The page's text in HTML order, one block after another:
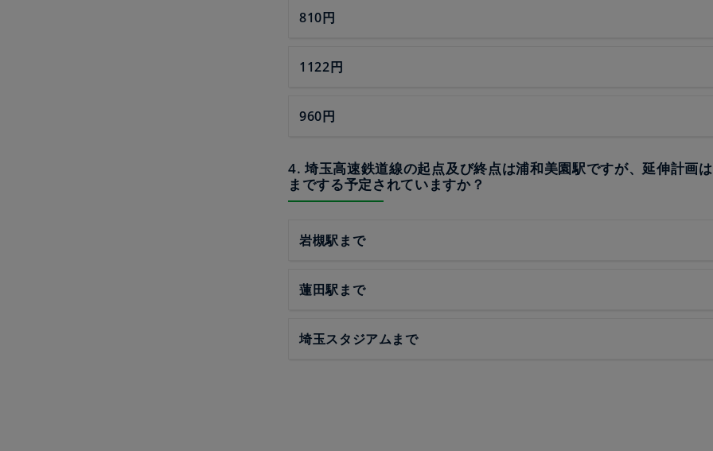
810円
1122円
960円
4. 埼玉高速鉄道線の起点及び終点は浦和美園駅ですが、延伸計画
までする予定されていますか？
岩槻駅まで
蓮田駅まで
埼玉スタジアムまで